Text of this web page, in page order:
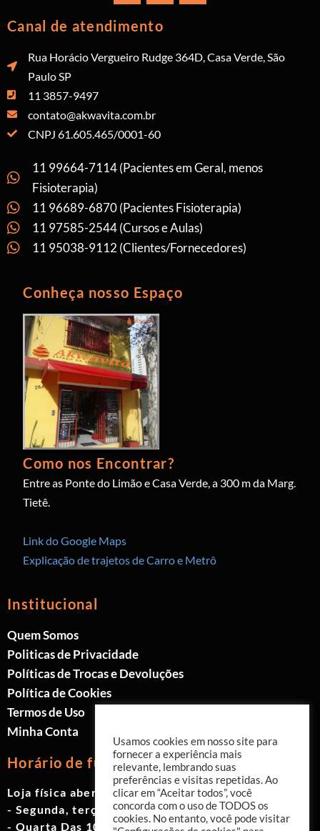
Canal de atendimento
Rua Horácio Vergueiro Rudge 364D, Casa Verde, São
Paulo SP
11 3857-9497
contato@akwavita.com.br
CNPJ 61.605.465/0001-60
11 99664-7114 (Pacientes em Geral, menos
Fisioterapia)
11 96689-6870 (Pacientes Fisioterapia)
11 97585-2544 (Cursos e Aulas)
11 95038-9112 (Clientes/Fornecedores)
Conheça nosso Espaço
Como nos Encontrar?
Entre as Ponte do Limão e Casa Verde, a 300 m da Marg.
Tietê.
Link do Google Maps
Explicação de trajetos de Carro e Metrô
Institucional
Quem Somos
Politicas de Privacidade
Políticas de Trocas e Devoluções
Política de Cookies
Termos de Uso
Minha Conta
Horário de funcionamento
Loja física aberta de Segunda à Sábado.
- Segunda, terça e quinta das 9h às 19h
- Quarta Das 10h às 18h
Usamos cookies em nosso site para
fornecer a experiência mais
relevante, lembrando suas
preferências e visitas repetidas. Ao
clicar em “Aceitar todos”, você
concorda com o uso de TODOS os
cookies. No entanto, você pode visitar